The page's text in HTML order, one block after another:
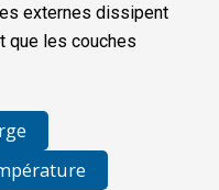
externes dissipent
que les couches